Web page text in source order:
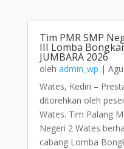
Tim PMR SMP
III Lomba
JUMBARA 2026
oleh admin_wp |
Wates, Kediri –
ditorehkan oleh
Wates. Tim Palang
Negeri 2 Wates
cabang Lomba